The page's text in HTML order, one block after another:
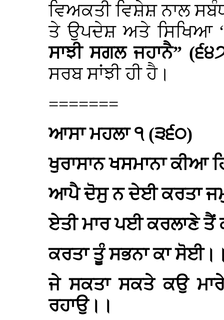
ਵਿਅਕਤੀ ਵਿਸ਼ੇਸ਼ ਨਾਲ
ਤੇ ਉਪਦੇਸ਼ ਅਤੇ ਸਿਖਿਆ
ਸਾਝੀ ਸਗਲ ਜਹਾਨੈ”
ਸਰਬ ਸਾਂਝੀ ਹੀ ਹੈ।
=======
ਆਸਾ ਮਹਲਾ ੧ (੩੬੦)
ਖੁਰਾਸਾਨ ਖਸਮਾਨਾ ਕੀਆ
ਆਪੈ ਦੋਸੁ ਨ ਦੇਈ ਕਰਤਾ
ਏਤੀ ਮਾਰ ਪਈ ਕਰਲਾਣੇ
ਕਰਤਾ ਤੂੰ ਸਭਨਾ ਕਾ
ਜੇ ਸਕਤਾ ਸਕਤੇ ਕਉ
ਰਹਾਉ।।